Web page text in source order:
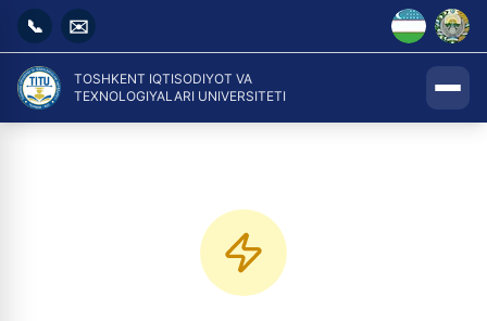
📞 ✉️
TOSHKENT IQTISODIYOT VA
TEXNOLOGIYALARI UNIVERSITETI